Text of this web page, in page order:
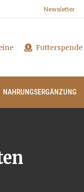
Newsletter
Futterspende
NAHRUNGSERGÄNZUNG